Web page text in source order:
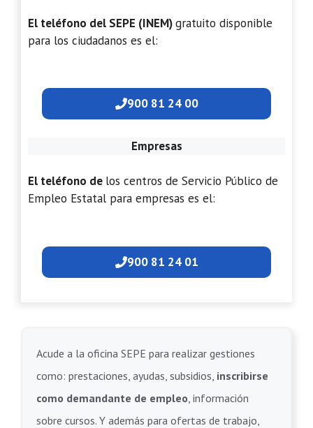
El teléfono del SEPE (INEM)gratuito disponible
para los ciudadanos es el:
900 81 24 00
Empresas
El teléfono de los centros de Servicio Público de
Empleo Estatal para empresas es el:
900 81 24 01
Acude a la oficina SEPE para realizar gestiones
como: prestaciones, ayudas, subsidios, inscribirse
como demandante de empleo, información
sobre cursos. Y además para ofertas de trabajo,